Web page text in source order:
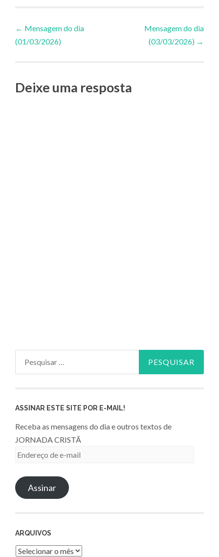
Navegação
de
Posts
← Mensagem do dia
(01/03/2026)
Mensagem do dia
(03/03/2026) →
Deixe uma resposta
ASSINAR ESTE SITE POR E-MAIL!
Receba as mensagens do dia e outros textos de
JORNADA CRISTÃ
Endereço
e-
mailAssinar
ARQUIVOS
Arquivos